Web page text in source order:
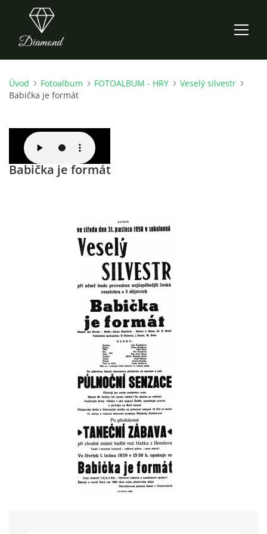
ÚVOD
O NÁS
CO NOVÉHO ZKOUŠÍME
KDY, KDE A CO HRAJEME
HRY OD ROKU 1973
VIDEOZÁZNAMY Z HER
ČLENOVÉ - SOUČASNOST
HRY DO ROKU 1973
MÍSTO PRO VAŠE VZKAZY!!
Úvod Fotoalbum FOTOALBUM - HRY
Veselý silvestr
Babička je formát
Babička je formát